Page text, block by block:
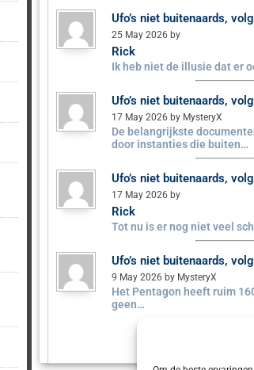
Ufo’s niet buitenaards,
25 May 2026 by
Rick
Ik heb niet de illusie dat er
Ufo’s niet buitenaards,
17 May 2026 by MysteryX
De belangrijkste
door instanties die buiten…
Ufo’s niet buitenaards,
17 May 2026 by
Rick
Tot nu is er nog niet veel
Ufo’s niet buitenaards,
9 May 2026 by MysteryX
Het Pentagon heeft ruim
geen…